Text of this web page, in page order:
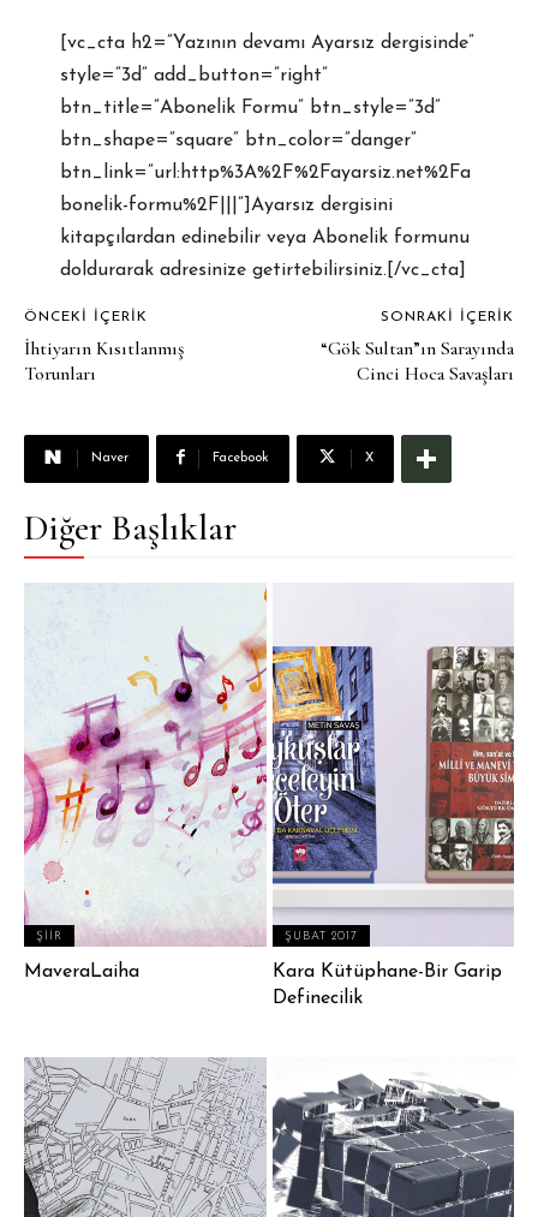
[vc_cta h2=”Yazının devamı Ayarsız dergisinde”
style=”3d” add_button=”right”
btn_title=”Abonelik Formu” btn_style=”3d”
btn_shape=”square” btn_color=”danger”
btn_link=”url:http%3A%2F%2Fayarsiz.net%2Fa
bonelik-formu%2F|||”]Ayarsız dergisini
kitapçılardan edinebilir veya Abonelik formunu
doldurarak adresinize getirtebilirsiniz.[/vc_cta]
ÖNCEKI İÇERIK
İhtiyarın Kısıtlanmış
Torunları
SONRAKI İÇERIK
“Gök Sultan”ın Sarayında
Cinci Hoca Savaşları
Naver Facebook X
Diğer Başlıklar
ŞIIR
MaveraLaiha
ŞUBAT 2017
Kara Kütüphane-Bir Garip
Definecilik